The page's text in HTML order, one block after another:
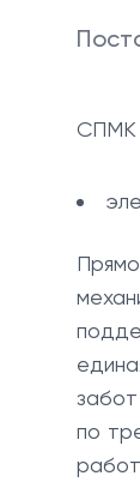
СПМК
по